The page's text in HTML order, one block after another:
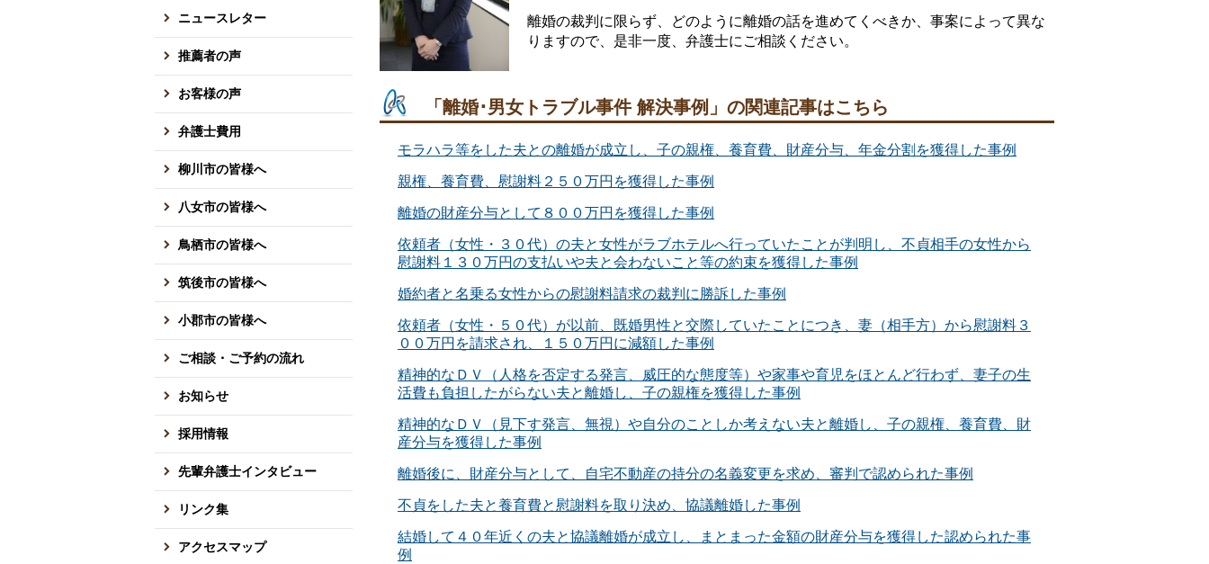
離婚の裁判に限らず、どのように離婚の話を進めてくべきか、事案によって異な
りますので、是非一度、弁護士にご相談ください。
「離婚･男女トラブル事件 解決事例」の関連記事はこちら
モラハラ等をした夫との離婚が成立し、子の親権、養育費、財産分与、年金分割を獲得した事例
親権、養育費、慰謝料２５０万円を獲得した事例
離婚の財産分与として８００万円を獲得した事例
依頼者（女性・３０代）の夫と女性がラブホテルへ行っていたことが判明し、不貞相手の女性から
慰謝料１３０万円の支払いや夫と会わないこと等の約束を獲得した事例
婚約者と名乗る女性からの慰謝料請求の裁判に勝訴した事例
依頼者（女性・５０代）が以前、既婚男性と交際していたことにつき、妻（相手方）から慰謝料３
００万円を請求され、１５０万円に減額した事例
精神的なＤＶ（人格を否定する発言、威圧的な態度等）や家事や育児をほとんど行わず、妻子の生
活費も負担したがらない夫と離婚し、子の親権を獲得した事例
精神的なＤＶ（見下す発言、無視）や自分のことしか考えない夫と離婚し、子の親権、養育費、財
産分与を獲得した事例
離婚後に、財産分与として、自宅不動産の持分の名義変更を求め、審判で認められた事例
不貞をした夫と養育費と慰謝料を取り決め、協議離婚した事例
結婚して４０年近くの夫と協議離婚が成立し、まとまった金額の財産分与を獲得した認められた事
例
ニュースレター
推薦者の声
お客様の声
弁護士費用
柳川市の皆様へ
八女市の皆様へ
鳥栖市の皆様へ
筑後市の皆様へ
小郡市の皆様へ
ご相談・ご予約の流れ
お知らせ
採用情報
先輩弁護士インタビュー
リンク集
アクセスマップ